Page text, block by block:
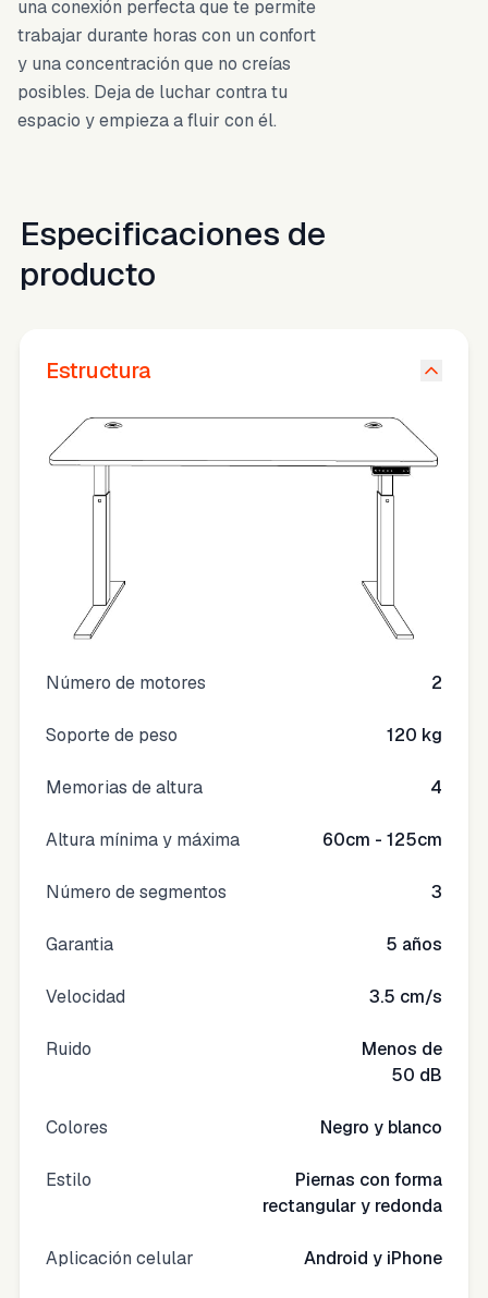
una conexión perfecta que te permite
trabajar durante horas con un confort
y una concentración que no creías
posibles. Deja de luchar contra tu
espacio y empieza a fluir con él.
Especificaciones de
producto
Estructura
Número de motores 2
Soporte de peso 120 kg
Memorias de altura 4
Altura mínima y máxima 60cm - 125cm
Número de segmentos 3
Garantia 5 años
Velocidad 3.5 cm/s
Ruido
Menos de
50 dB
Colores Negro y blanco
Estilo
Piernas con forma
rectangular y redonda
Aplicación celular Android y iPhone